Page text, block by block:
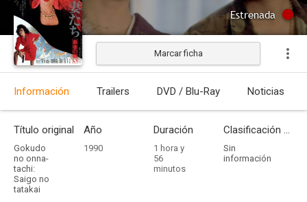
Estrenada
Marcar ficha
Información Trailers DVD / Blu-Ray Noticias
Título original
Gokudo
no onna-
tachi:
Saigo no
tatakai
Año
1990
Duración
1 hora y
56
minutos
Clasificación por edades
Sin
información